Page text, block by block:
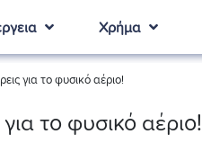
Χρήμα
για το φυσικό αέριο!
το φυσικό αέριο!